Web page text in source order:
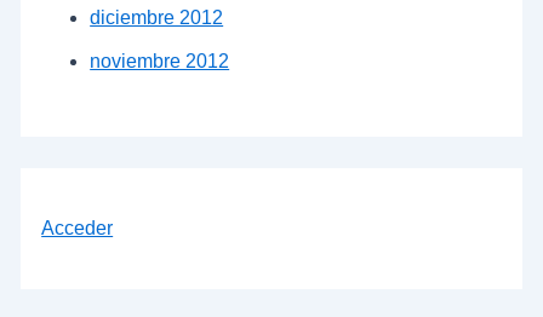
diciembre 2012
noviembre 2012
Acceder